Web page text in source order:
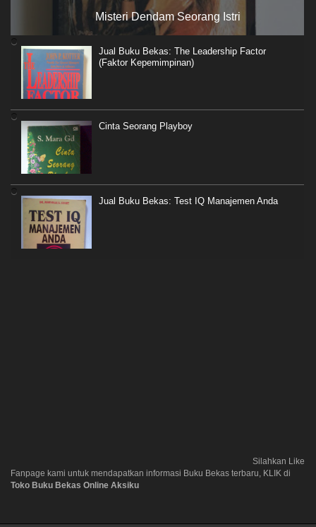
Misteri Dendam Seorang Istri
Jual Buku Bekas: The Leadership Factor
(Faktor Kepemimpinan)
Cinta Seorang Playboy
Jual Buku Bekas: Test IQ Manajemen Anda
Silahkan Like
Fanpage kami untuk mendapatkan informasi Buku Bekas terbaru, KLIK di
Toko Buku Bekas Online Aksiku